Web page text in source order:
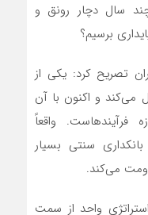
سال دچار رونق و
برسیم؟
تصریح کرد: یکی از
می‌کند و اکنون با آن
فرآیندهاست. واقعاً
سنتی بسیار
می‌کند.
واحد از سمت